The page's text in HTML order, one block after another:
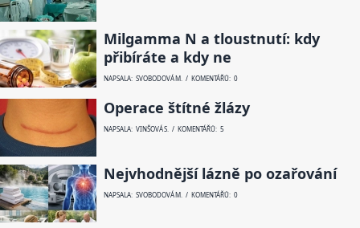
Milgamma N a tloustnutí: kdy
přibíráte a kdy ne
NAPSALA: SVOBODOVÁ M. / KOMENTÁŘŮ: 0
Operace štítné žlázy
NAPSALA: VINŠOVÁ S. / KOMENTÁŘŮ: 5
Nejvhodnější lázně po ozařování
NAPSALA: SVOBODOVÁ M. / KOMENTÁŘŮ: 0